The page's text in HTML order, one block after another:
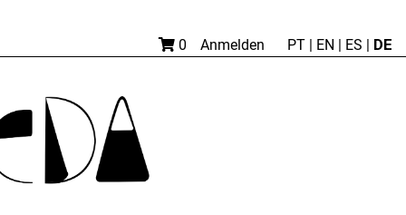
0 Anmelden PT | EN | ES | DE